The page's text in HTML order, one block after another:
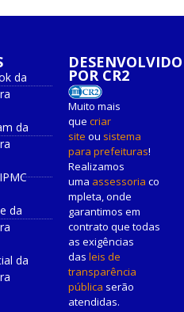
da
da
da
da
DESENVOLVIDO
POR CR2
Muito mais
que criar
site ou sistema
para prefeituras!
Realizamos
uma assessoria co
mpleta, onde
garantimos em
contrato que todas
as exigências
das leis de
transparência
pública serão
atendidas.